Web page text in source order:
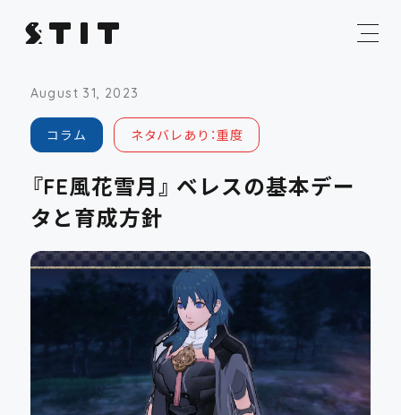
コラム ネタバレあり：重度
August 31, 2023
『FE風花雪月』 ベレスの基本デー
タと育成方針